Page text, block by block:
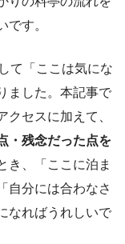
です。
て「ここは気にな
ました。本記事で
セスに加えて、
・残念だった点を
き、「ここに泊ま
自分には合わなさ
なればうれしいで